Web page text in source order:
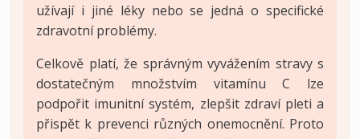
užívají i jiné léky nebo se jedná o specifické
zdravotní problémy.
Celkově platí, že správným vyvážením stravy s
dostatečným množstvím vitamínu C lze
podpořit imunitní systém, zlepšit zdraví pleti a
přispět k prevenci různých onemocnění. Proto